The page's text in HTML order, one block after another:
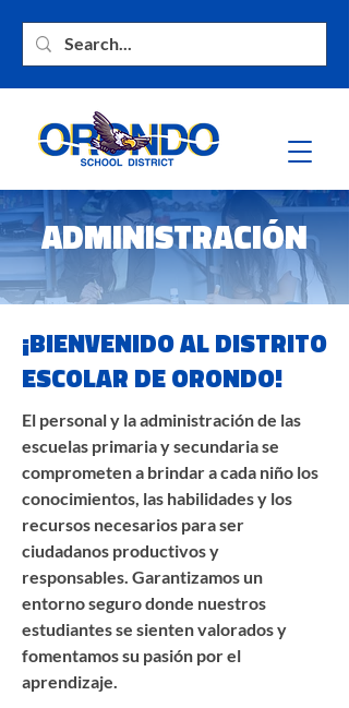
ADMINISTRACIÓN
¡BIENVENIDO AL DISTRITO
ESCOLAR DE ORONDO!
El personal y la administración de las
escuelas primaria y secundaria se
comprometen a brindar a cada niño los
conocimientos, las habilidades y los
recursos necesarios para ser
ciudadanos productivos y
responsables. Garantizamos un
entorno seguro donde nuestros
estudiantes se sienten valorados y
fomentamos su pasión por el
aprendizaje.